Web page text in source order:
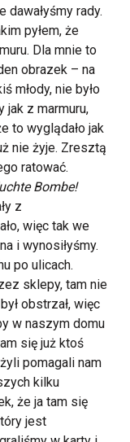
dawałyśmy rady.
pyłem, że
Dla mnie to
obrazek – na
młody, nie było
jak z marmuru,
to wyglądało jak
nie żyje. Zresztą
ratować.
Bombe!
z
więc tak we
i wynosiłyśmy.
po ulicach.
sklepy, tam nie
obstrzał, więc
w naszym domu
się już ktoś
pomagali nam
kilku
że ja tam się
jest